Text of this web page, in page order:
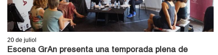
20 de juliol
Escena GrAn presenta una temporada plena de